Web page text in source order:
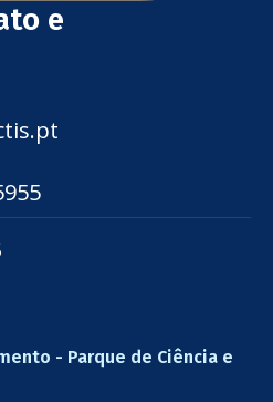
e
- Parque de Ciência e